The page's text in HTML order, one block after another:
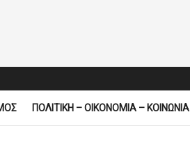
ΠΟΛΙΤΙΚΗ – ΟΙΚΟΝΟΜΙΑ – ΚΟΙΝΩΝΙΑ